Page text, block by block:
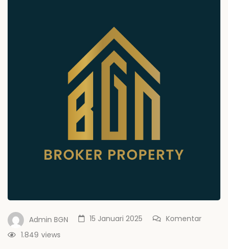
Admin BGN 15 Januari 2025
Komentar
views
1.849